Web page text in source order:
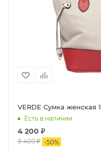
VERDE Сумка
Есть в наличии
4 200 ₽
8 400₽ -50%